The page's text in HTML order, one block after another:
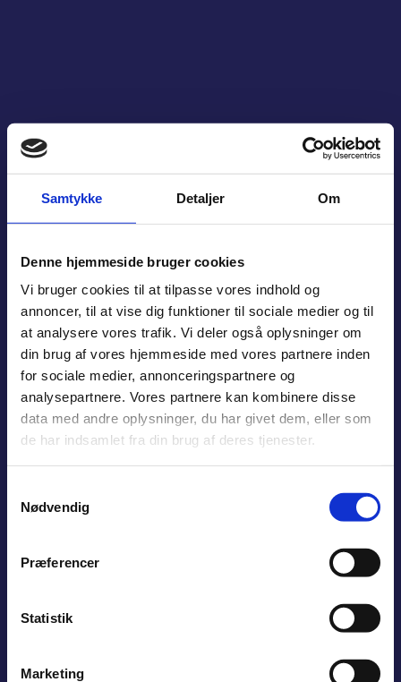
Samtykke Detaljer Om
Denne hjemmeside bruger cookies
Vi bruger cookies til at tilpasse vores indhold og
annoncer, til at vise dig funktioner til sociale medier og til
at analysere vores trafik. Vi deler også oplysninger om
din brug af vores hjemmeside med vores partnere inden
for sociale medier, annonceringspartnere og
analysepartnere. Vores partnere kan kombinere disse
data med andre oplysninger, du har givet dem, eller som
de har indsamlet fra din brug af deres tjenester.
Nødvendig
Præferencer
Statistik
Marketing